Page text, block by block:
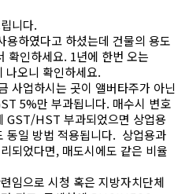
니다.
용하였다고 하셨는데 건물의 용도
인하세요. 1년에 한번 오는
오니 확인하세요.
사업하시는 곳이 앨버타주가 아닌
5%만 부과됩니다. 매수시 변호
GST/HST 부과되었으면 상업용
동일 방법 적용됩니다. 상업용과
되었다면, 매도시에도 같은 비율
임으로 시청 혹은 지방자치단체